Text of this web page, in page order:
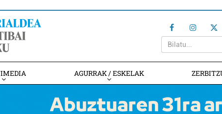
AGURRAK / ESKELAK